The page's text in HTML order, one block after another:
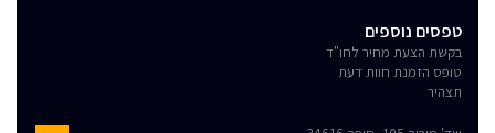
טפסים נוספים
בקשת הצעת מחיר לחו"ד
טופס הזמנת חוות דעת
תצהיר